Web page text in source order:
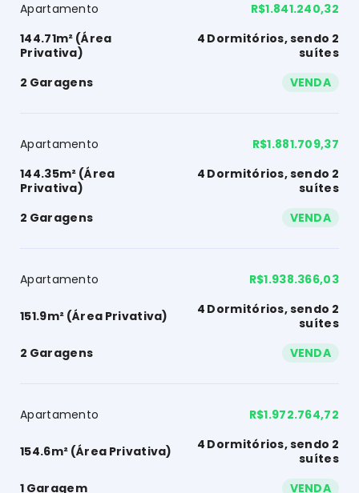
Apartamento
144.71m² (Área
Privativa)
4 Dormitórios, sendo 2
suítes
2 Garagens
R$1.841.240,32
VENDA
Apartamento
144.35m² (Área
Privativa)
4 Dormitórios, sendo 2
suítes
2 Garagens
R$1.881.709,37
VENDA
Apartamento
151.9m² (Área Privativa)
4 Dormitórios, sendo 2
suítes
2 Garagens
R$1.938.366,03
VENDA
Apartamento
154.6m² (Área Privativa)
4 Dormitórios, sendo 2
suítes
1 Garagem
R$1.972.764,72
VENDA